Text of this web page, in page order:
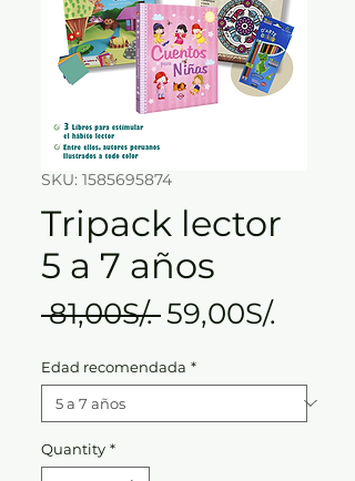
SKU: 1585695874
Tripack lector
5 a 7 años
81,00S/. Regular
59,00S/.
Edad recomendada *
Quantity *